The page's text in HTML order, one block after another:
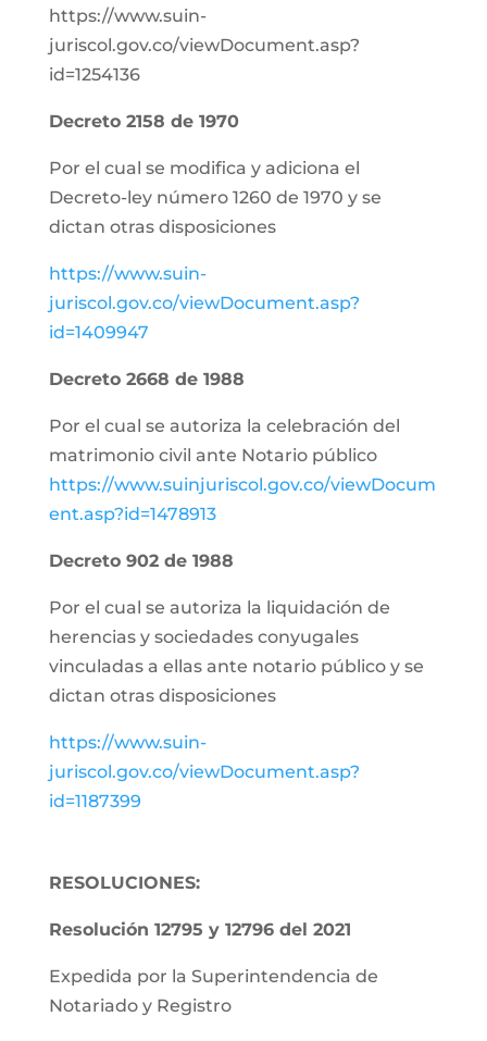
https://www.suin-
juriscol.gov.co/viewDocument.asp?
id=1254136
Decreto 2158 de 1970
Por el cual se modifica y adiciona el
Decreto-ley número 1260 de 1970 y se
dictan otras disposiciones
https://www.suin-
juriscol.gov.co/viewDocument.asp?
id=1409947
Decreto 2668 de 1988
Por el cual se autoriza la celebración del
matrimonio civil ante Notario público
https://www.suinjuriscol.gov.co/viewDocum
ent.asp?id=1478913
Decreto 902 de 1988
Por el cual se autoriza la liquidación de
herencias y sociedades conyugales
vinculadas a ellas ante notario público y se
dictan otras disposiciones
https://www.suin-
juriscol.gov.co/viewDocument.asp?
id=1187399
RESOLUCIONES:
Resolución 12795 y 12796 del 2021
Expedida por la Superintendencia de
Notariado y Registro